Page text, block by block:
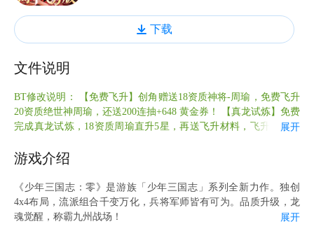
下载
文件说明
BT修改说明： 【免费飞升】创角赠送18资质神将-周瑜，免费飞升
20资质绝世神周瑜，还送200连抽+648 黄金券！ 【真龙试炼】免费
完成真龙试炼，18资质周瑜直升5星，再送飞升材料，飞升成神！
1000通宝券及百连抽等奖励 【少年打金】每日最高万元打金额
券，月累计再送5000黄金券、自选金色宝物+自选军师 【开局特
权】七大特权免费领，两大特权再进阶更畅爽 【在线福利】在线
30分钟即得 648 通宝券+200连抽 【多日登录】首日即领3星张飞，
展开
游戏介绍
《少年三国志：零》是游族「少年三国志」系列全新力作。独创
4x4布局，流派组合千变万化，兵将军师皆有可为。品质升级，龙
魂觉醒，称霸九州战场！
展开